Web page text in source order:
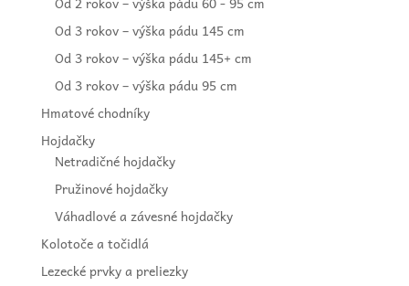
Od 3 rokov – výška pádu 145 cm
Od 3 rokov – výška pádu 145+ cm
Od 3 rokov – výška pádu 95 cm
Hmatové chodníky
Hojdačky
Netradičné hojdačky
Pružinové hojdačky
Váhadlové a závesné hojdačky
Kolotoče a točidlá
Lezecké prvky a preliezky